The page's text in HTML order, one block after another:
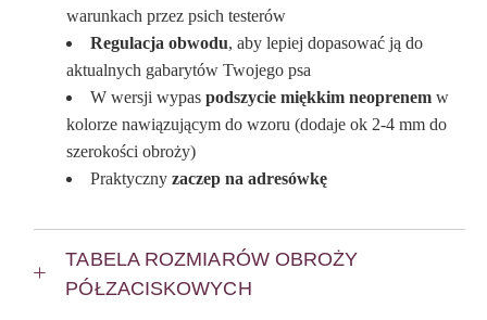
warunkach przez psich testerów
Regulacja obwodu, aby lepiej dopasować ją do
aktualnych gabarytów Twojego psa
W wersji wypaspodszycie miękkim neoprenem w
kolorze nawiązującym do wzoru (dodaje ok 2-4 mm do
szerokości obroży)
Praktyczny zaczep na adresówkę
TABELA ROZMIARÓW OBROŻY
PÓŁZACISKOWYCH